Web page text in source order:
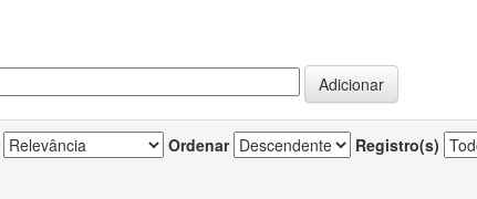
Ordenar Registro(s)